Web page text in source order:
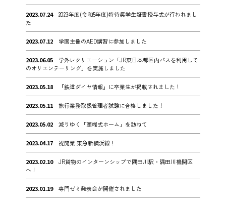
2023.07.24
2023年度(令和5年度)特待奨学生証書授与式が行われまし
た
2023.07.12 学園主催のAED講習に参加しました
2023.06.05
学外レクリエーション「JR東日本都区内パスを利用して
のオリエンテーリング」を実施しました
2023.05.18 『鉄道ダイヤ情報』に卒業生が掲載されました！
2023.05.11 旅行業務取扱管理者試験に合格しました！
2023.05.02 減りゆく「頭端式ホーム」を訪ねて
2023.04.17 祝開業 東急新横浜線！
2023.02.10
JR貨物のインターンシップで隅田川駅・隅田川機関区
へ！
2023.01.19 専門ゼミ発表会が開催されました